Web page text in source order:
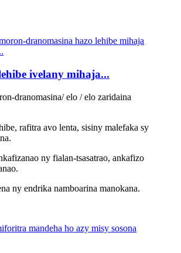
ivelany mihaja...
dranomasina/ elo / elo zaridaina
rafitra avo lenta, sisiny malefaka sy
ny fialan-tsasatrao, ankafizo
ny endrika namboarina manokana.